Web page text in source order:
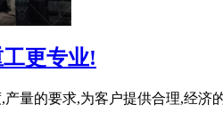
更专业!
量的要求,为客户提供合理,经